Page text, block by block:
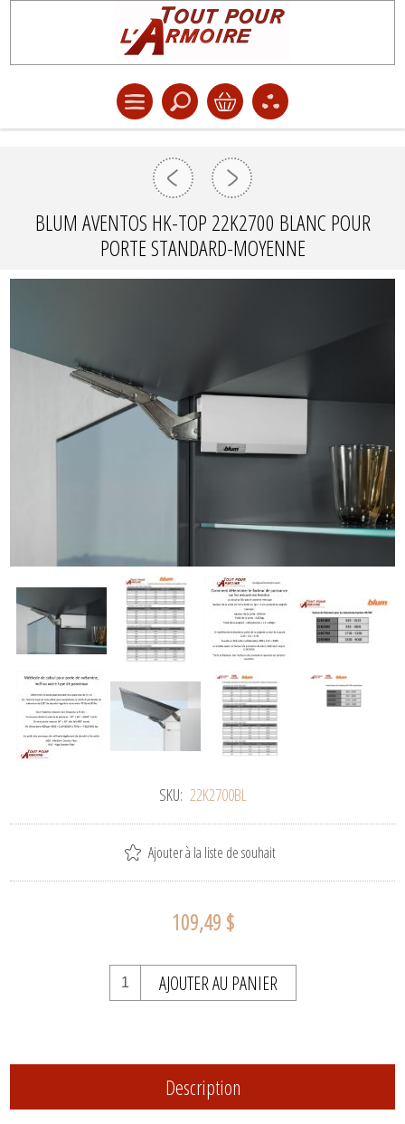
BLUM AVENTOS HK-TOP 22K2700 BLANC POUR
PORTE STANDARD-MOYENNE
SKU: 22K2700BL
Ajouter à la liste de souhait
109,49 $
AJOUTER AU PANIER
Description